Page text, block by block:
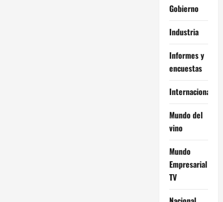
Gobierno
Industria
Informes y
encuestas
Internacional
Mundo del
vino
Mundo
Empresarial
TV